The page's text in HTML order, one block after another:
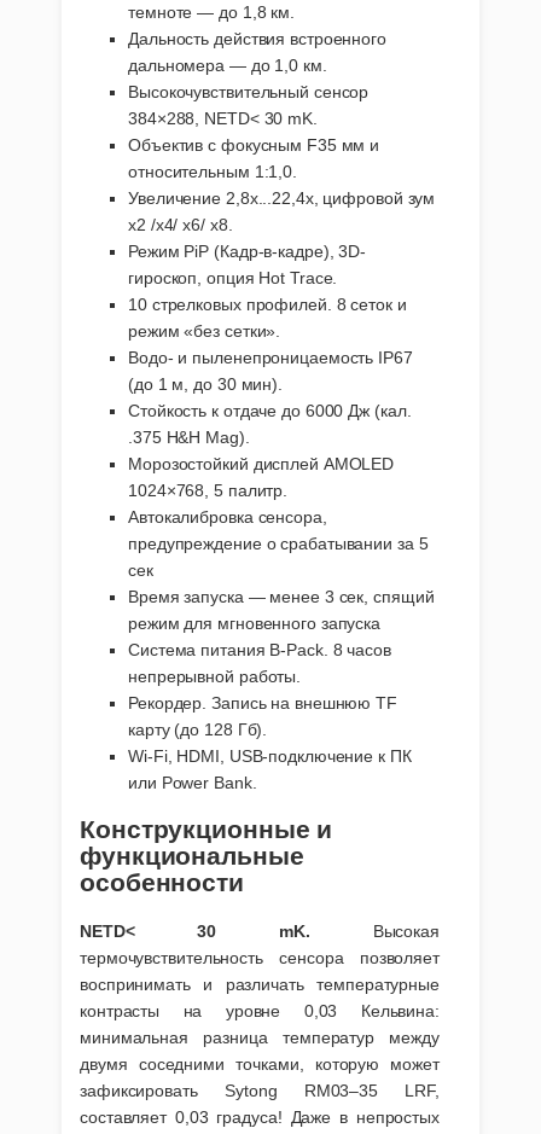
темноте — до 1,8 км.
Дальность действия встроенного
дальномера — до 1,0 км.
Высокочувствительный сенсор
384×288, NETD< 30 mK.
Объектив с фокусным F35 мм и
относительным 1:1,0.
Увеличение 2,8x...22,4x, цифровой зум
x2 /x4/ x6/ x8.
Режим PiP (Кадр-в-кадре), 3D-
гироскоп, опция Hot Trace.
10 стрелковых профилей. 8 сеток и
режим «без сетки».
Водо- и пыленепроницаемость IP67
(до 1 м, до 30 мин).
Стойкость к отдаче до 6000 Дж (кал.
.375 H&H Mag).
Морозостойкий дисплей AMOLED
1024×768, 5 палитр.
Автокалибровка сенсора,
предупреждение о срабатывании за 5
сек
Время запуска — менее 3 сек, спящий
режим для мгновенного запуска
Система питания B-Pack. 8 часов
непрерывной работы.
Рекордер. Запись на внешнюю TF
карту (до 128 Гб).
Wi-Fi, HDMI, USB-подключение к ПК
или Power Bank.
Конструкционные и
функциональные
особенности
NETD< 30 mK. Высокая
термочувствительность сенсора позволяет
воспринимать и различать температурные
контрасты на уровне 0,03 Кельвина:
минимальная разница температур между
двумя соседними точками, которую может
зафиксировать Sytong RM03–35 LRF,
составляет 0,03 градуса! Даже в непростых